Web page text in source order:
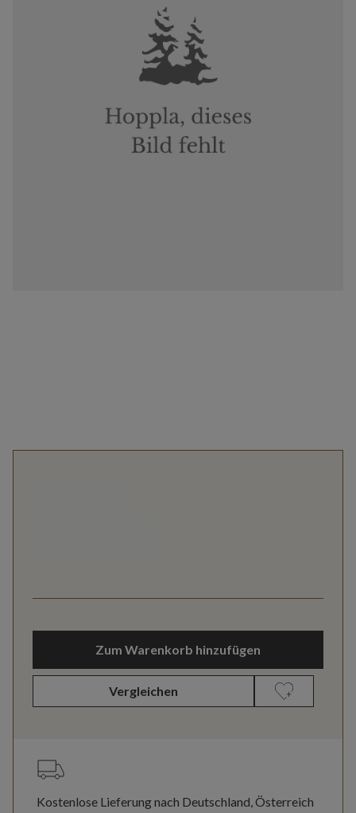
Zum Warenkorb hinzufügen
Vergleichen
Kostenlose Lieferung nach Deutschland, Österreich